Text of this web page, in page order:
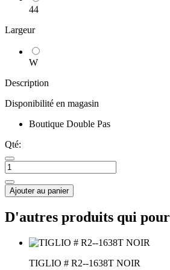
44
Largeur
W
Description
Disponibilité en magasin
Boutique Double Pas
Qté:
Ajouter au panier
D'autres produits qui
TIGLIO # R2--1638T NOIR